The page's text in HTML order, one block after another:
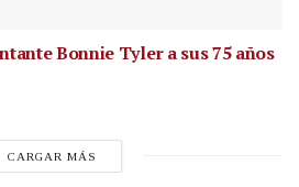
Bonnie Tyler a sus 75 años
CARGAR MÁS